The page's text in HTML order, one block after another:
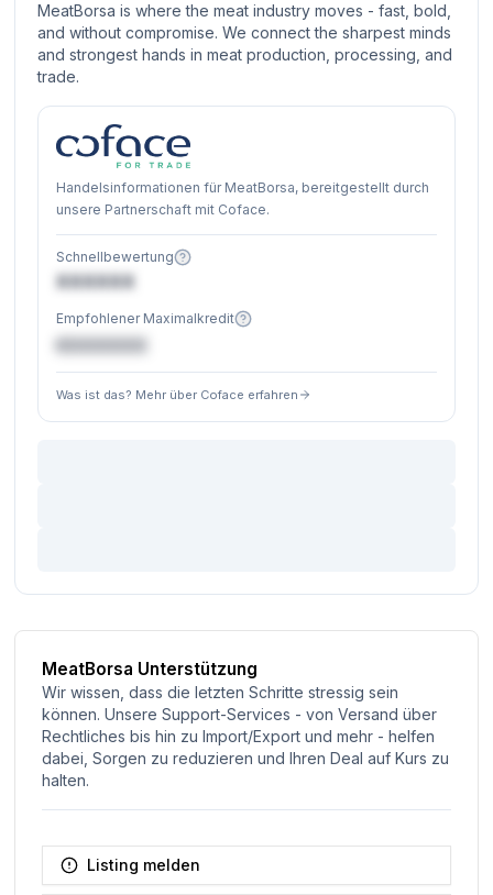
MeatBorsa is where the meat industry moves - fast, bold,
and without compromise. We connect the sharpest minds
and strongest hands in meat production, processing, and
trade.
Handelsinformationen für MeatBorsa, bereitgestellt durch
unsere Partnerschaft mit Coface.
Schnellbewertung
XXXXXX
Empfohlener Maximalkredit
€XXXXXX
Was ist das? Mehr über Coface erfahren
MeatBorsa Unterstützung
Wir wissen, dass die letzten Schritte stressig sein
können. Unsere Support-Services - von Versand über
Rechtliches bis hin zu Import/Export und mehr - helfen
dabei, Sorgen zu reduzieren und Ihren Deal auf Kurs zu
halten.
Listing melden